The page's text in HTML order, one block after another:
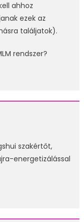
ahhoz
ezek az
találjatok).
rendszer?
szakértőt,
energetizálással